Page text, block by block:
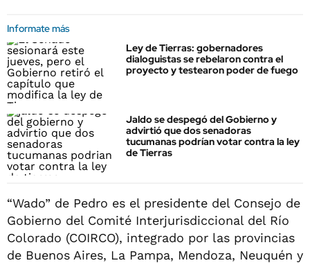
Informate más
Ley de Tierras: gobernadores
dialoguistas se rebelaron contra el
proyecto y testearon poder de fuego
Jaldo se despegó del Gobierno y
advirtió que dos senadoras
tucumanas podrían votar contra la ley
de Tierras
“Wado” de Pedro es el presidente del Consejo de
Gobierno del Comité Interjurisdiccional del Río
Colorado (COIRCO), integrado por las provincias
de Buenos Aires, La Pampa, Mendoza, Neuquén y